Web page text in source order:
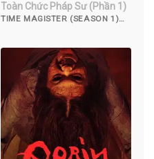
Toàn Chức Pháp Sư (Phần 1)
TIME MAGISTER (SEASON 1)